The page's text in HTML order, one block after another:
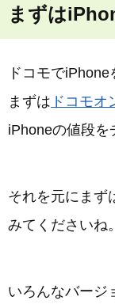
まずは
ドコモで
まずは ドコモ
iPhoneの値段を
それを元にまず
みてくださいね。
いろんなバージ